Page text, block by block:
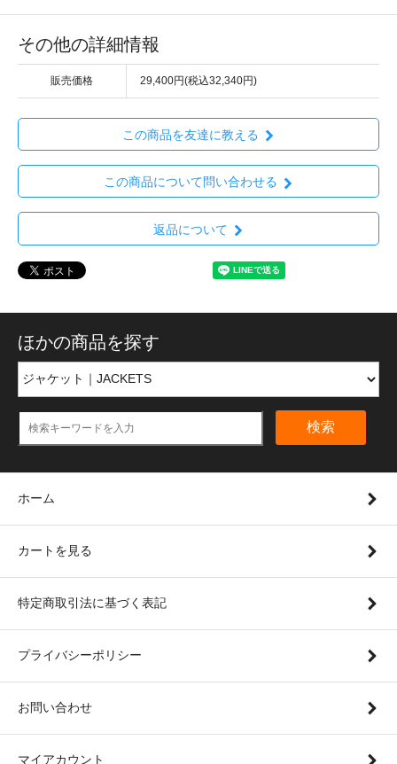
その他の詳細情報
販売価格 29,400円(税込32,340円)
この商品を友達に教える
この商品について問い合わせる
返品について
ほかの商品を探す
検索
ホーム
カートを見る
特定商取引法に基づく表記
プライバシーポリシー
お問い合わせ
マイアカウント